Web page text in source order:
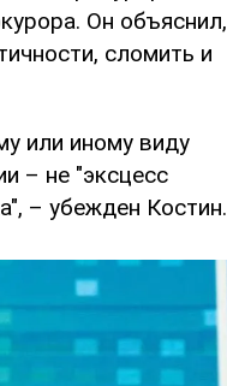
Он объяснил,
сломить и
или иному виду
– не "эксцесс
– убежден Костин.